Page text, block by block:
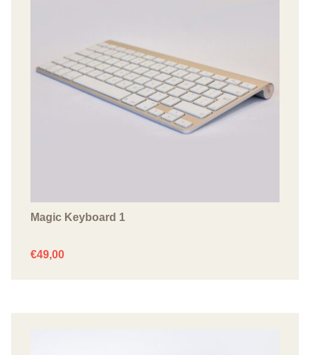
Magic Keyboard 1
€49,00